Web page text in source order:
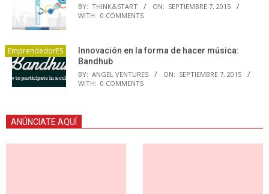
BY: THINK&START ON: SEPTIEMBRE 7, 2015
WITH: 0 COMMENTS
EmprendedorES
Innovación en la forma de hacer música:
Bandhub
BY: ANGEL VENTURES ON: SEPTIEMBRE 7, 2015
WITH: 0 COMMENTS
ANÚNCIATE AQUÍ